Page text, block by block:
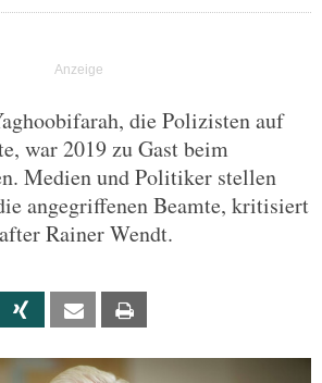
die Polizisten auf
war 2019 zu Gast beim
Medien und Politiker stellen
angegriffenen Beamte, kritisiert
Rainer Wendt.
Linkedin Xing Email